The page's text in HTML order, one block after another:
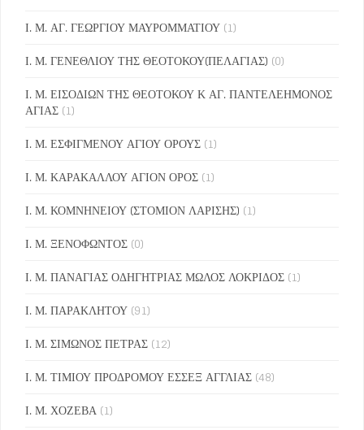
Ι. Μ. ΑΓ. ΓΕΩΡΓΙΟΥ ΜΑΥΡΟΜΜΑΤΙΟΥ (1)
Ι. Μ. ΓΕΝΕΘΛΙΟΥ ΤΗΣ ΘΕΟΤΟΚΟΥ(ΠΕΛΑΓΙΑΣ) (0)
Ι. Μ. ΕΙΣΟΔΙΩΝ ΤΗΣ ΘΕΟΤΟΚΟΥ Κ ΑΓ. ΠΑΝΤΕΛΕΗΜΟΝΟΣ
ΑΓΙΑΣ (1)
Ι. Μ. ΕΣΦΙΓΜΕΝΟΥ ΑΓΙΟΥ ΟΡΟΥΣ (1)
Ι. Μ. ΚΑΡΑΚΑΛΛΟΥ ΑΓΙΟΝ ΟΡΟΣ (1)
Ι. Μ. ΚΟΜΝΗΝΕΙΟΥ (ΣΤΟΜΙΟΝ ΛΑΡΙΣΗΣ) (1)
Ι. Μ. ΞΕΝΟΦΩΝΤΟΣ (0)
Ι. Μ. ΠΑΝΑΓΙΑΣ ΟΔΗΓΗΤΡΙΑΣ ΜΩΛΟΣ ΛΟΚΡΙΔΟΣ (1)
Ι. Μ. ΠΑΡΑΚΛΗΤΟΥ (91)
Ι. Μ. ΣΙΜΩΝΟΣ ΠΕΤΡΑΣ (12)
Ι. Μ. ΤΙΜΙΟΥ ΠΡΟΔΡΟΜΟΥ ΕΣΣΕΞ ΑΓΓΛΙΑΣ (48)
Ι. Μ. ΧΟΖΕΒΑ (1)